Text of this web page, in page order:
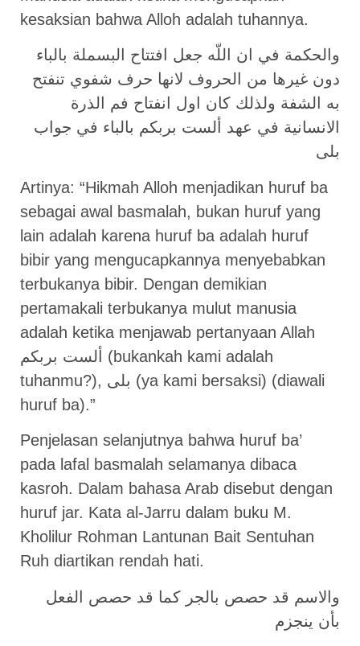
kesaksian bahwa Alloh adalah tuhannya.
والحكمة في ان اللّه جعل افتتاح البسملة بالباء
دون غيرها من الحروف لانها حرف شفوي تنفتح
به الشفة ولذلك كان اول انفتاح فم الذرة
الانسانية في عهد ألست بربكم بالباء في جواب
بلى
Artinya: “Hikmah Alloh menjadikan huruf ba
sebagai awal basmalah, bukan huruf yang
lain adalah karena huruf ba adalah huruf
bibir yang mengucapkannya menyebabkan
terbukanya bibir. Dengan demikian
pertamakali terbukanya mulut manusia
adalah ketika menjawab pertanyaan Allah
ألست بربكم (bukankah kami adalah
tuhanmu?), بلى (ya kami bersaksi) (diawali
huruf ba).”
Penjelasan selanjutnya bahwa huruf ba’
pada lafal basmalah selamanya dibaca
kasroh. Dalam bahasa Arab disebut dengan
huruf jar. Kata al-Jarru dalam buku M.
Kholilur Rohman Lantunan Bait Sentuhan
Ruh diartikan rendah hati.
والاسم قد حصص بالجر كما قد حصص الفعل
بأن ينجزم